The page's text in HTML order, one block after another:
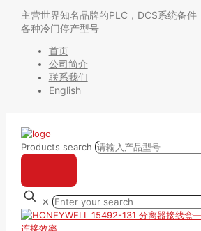
主营世界知名品牌的PLC，DCS系统备件
各种冷门停产型号
首页
公司简介
联系我们
English
Products search
✕